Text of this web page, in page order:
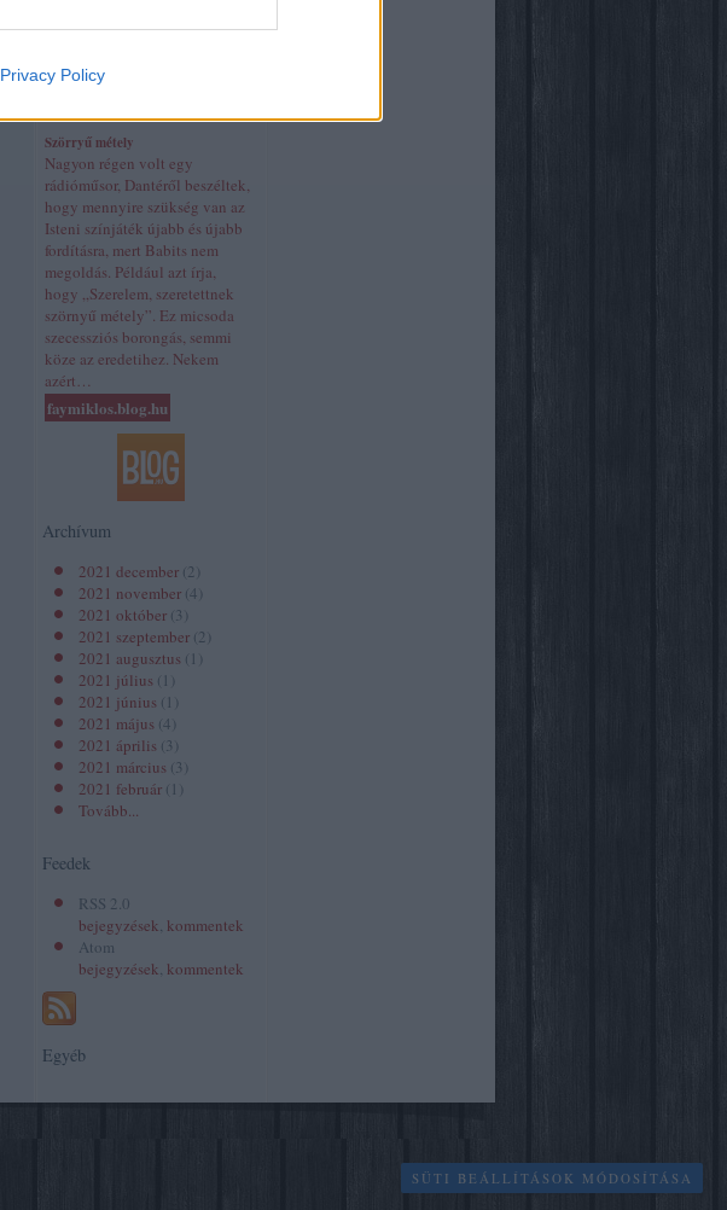
Privacy Policy
Most olvasom
Szörryű métely
Nagyon régen volt egy
rádióműsor, Dantéről beszéltek,
hogy mennyire szükség van az
Isteni színjáték újabb és újabb
fordításra, mert Babits nem
megoldás. Például azt írja,
hogy „Szerelem, szeretettnek
szörnyű métely”. Ez micsoda
szecessziós borongás, semmi
köze az eredetihez. Nekem
azért…
faymiklos.blog.hu
Archívum
2021 december (2
2021 november (4
2021 október (3
2021 szeptember (2
2021 augusztus ( 1
2021 július ( 1
2021 június ( 1
2021 május (4
2021 április (3
2021 március (3
2021 február ( 1
Tovább...
Feedek
RSS 2.0
bejegyzések, kommentek
Atom
bejegyzések, kommentek
Egyéb
SÜTI BEÁLLÍTÁSOK MÓDOSÍTÁSA